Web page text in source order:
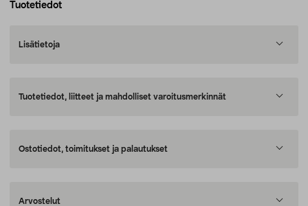
Tuotetiedot
Lisätietoja
Tuotetiedot, liitteet ja mahdolliset varoitusmerkinnät
Ostotiedot, toimitukset ja palautukset
Arvostelut